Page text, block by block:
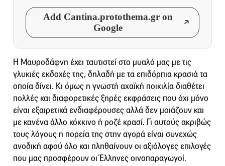
Add Cantina.protothema.gr on
Google
Η Μαυροδάφνη έχει ταυτιστεί στο μυαλό μας με τις
γλυκιές εκδοχές της, δηλαδή με τα επιδόρπια κρασιά τα
οποία δίνει. Κι όμως η γνωστή αχαϊκή ποικιλία διαθέτει
πολλές και διαφορετικές ξηρές εκφράσεις που όχι μόνο
είναι εξαιρετικά ενδιαφέρουσες αλλά δεν μοιάζουν και
με κανένα άλλο κόκκινο ή ροζέ κρασί. Γι αυτούς ακριβώς
τους λόγους η πορεία της στην αγορά είναι συνεχώς
ανοδική αφού όλο και πληθαίνουν οι αξιόλογες επιλογές
που μας προσφέρουν οι Έλληνες οινοπαραγωγοί.